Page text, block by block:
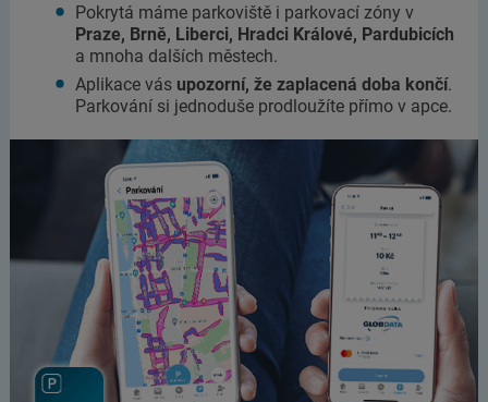
Pokrytá máme parkoviště i parkovací zóny v
Praze, Brně, Liberci, Hradci Králové, Pardubicích
a mnoha dalších městech.
Aplikace vás upozorní, že zaplacená doba končí.
Parkování si jednoduše prodloužíte přímo v apce.